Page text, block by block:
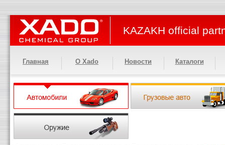
KAZAKH official
Главная О Xado Новости Каталоги